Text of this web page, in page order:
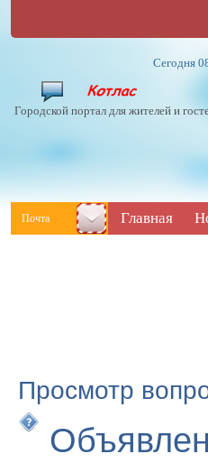
Сегодня
Городской портал для жителей и
Почта Главная
Просмотр